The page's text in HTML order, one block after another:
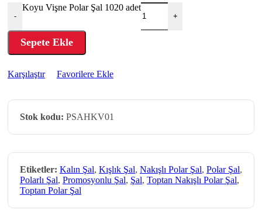
-
Koyu Vişne Polar Şal 1020 adet
+
Sepete Ekle
Karşılaştır Favorilere Ekle
Stok kodu: PSAHKV01
Etiketler: Kalın Şal, Kışlık Şal, Nakışlı Polar Şal, Polar Şal,
Polarlı Şal, Promosyonlu Şal, Şal, Toptan Nakışlı Polar Şal,
Toptan Polar Şal